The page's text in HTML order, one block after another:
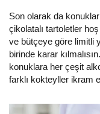
Son olarak da
çikolatalı tartoletler
ve bütçeye göre limitli
birinde karar
konuklara her çeşit
farklı kokteyller ikram